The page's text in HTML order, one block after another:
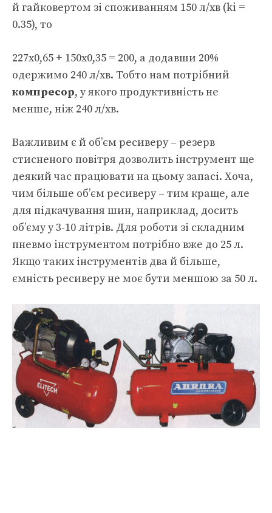
й гайковертом зі споживанням 150 л/хв (ki =
0.35), то
227х0,65 + 150х0,35 = 200, а додавши 20%
одержимо 240 л/хв. Тобто нам потрібний
компресор, у якого продуктивність не
менше, ніж 240 л/хв.
Важливим є й об’єм ресиверу – резерв
стисненого повітря дозволить інструмент ще
деякий час працювати на цьому запасі. Хоча,
чим більше об’єм ресиверу – тим краще, але
для підкачування шин, наприклад, досить
об’єму у 3-10 літрів. Для роботи зі складним
пневмо інструментом потрібно вже до 25 л.
Якщо таких інструментів два й більше,
ємність ресиверу не моє бути меншою за 50 л.